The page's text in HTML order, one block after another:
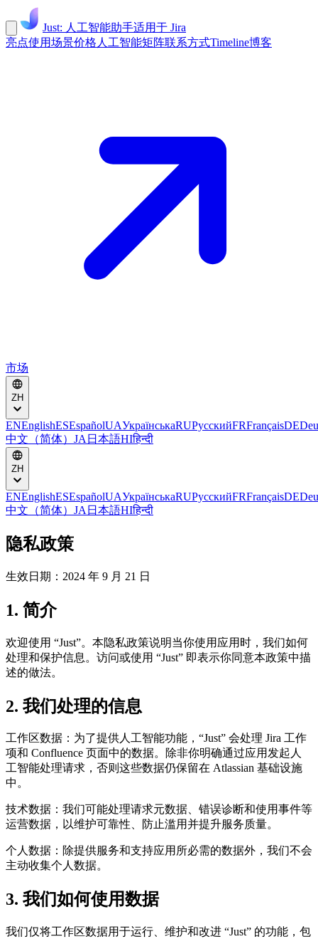
Just: 人工智能助手适用于 Jira
亮点使用场景价格 人工智能矩阵联系方式Timeline博客
市场
ZH
ENEnglishESEspañolUAУкраїнськаRUРусскийFRFrançaisDE
中文（简体） JA 日本語HIहिन्दी
ZH
ENEnglishESEspañolUAУкраїнськаRUРусскийFRFrançaisDE
中文（简体） JA 日本語HIहिन्दी
隐私政策
生效日期：2024 年 9 月 21 日
1. 简介
欢迎使用 “Just”。本隐私政策说明当你使用应用时，我们如何
处理和保护信息。访问或使用 “Just” 即表示你同意本政策中描
述的做法。
2. 我们处理的信息
工作区数据：为了提供人工智能功能，“Just” 会处理 Jira 工作
项和 Confluence 页面中的数据。除非你明确通过应用发起人
工智能处理请求，否则这些数据仍保留在 Atlassian 基础设施
中。
技术数据：我们可能处理请求元数据、错误诊断和使用事件等
运营数据，以维护可靠性、防止滥用并提升服务质量。
个人数据：除提供服务和支持应用所必需的数据外，我们不会
主动收集个人数据。
3. 我们如何使用数据
我们仅将工作区数据用于运行、维护和改进 “Just” 的功能，包